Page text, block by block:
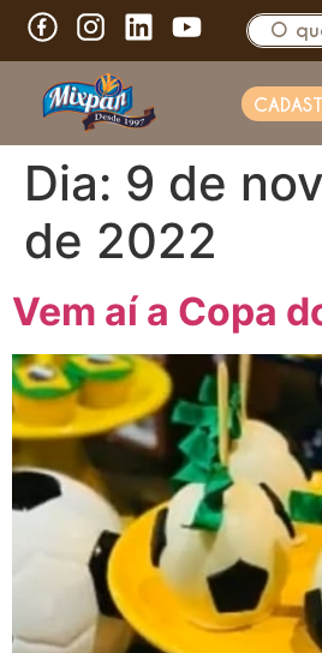
Dia: 9 de
de 2022
Vem aí a Copa